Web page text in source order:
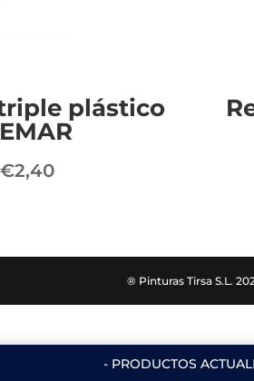
plástico
€2,40
® Pinturas Tirsa S.L.
- PRODUCTOS